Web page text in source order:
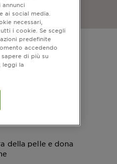
di
della pelle e dona
ai social media.
necessari,
i cookie. Se scegli
predefinite
accedendo
di più su
leggi la